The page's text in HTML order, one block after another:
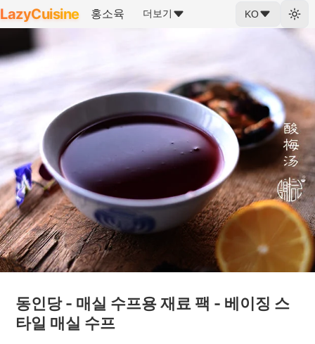
LazyCuisine 홍소육 더보기 KO
동인당 - 매실 수프용 재료 팩 - 베이징 스
타일 매실 수프